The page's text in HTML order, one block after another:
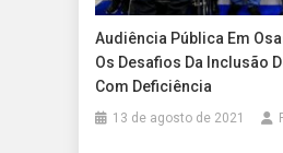
Audiência Pública Em
Os Desafios Da Inclusão
Com Deficiência
13 de agosto de 2021